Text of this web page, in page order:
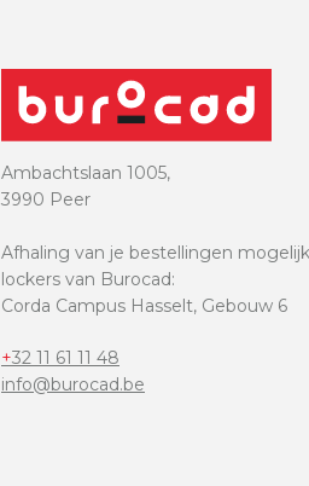
Ambachtslaan 1005,
3990 Peer
Afhaling van je bestellingen
lockers van Burocad:
Corda Campus Hasselt, Gebouw 6
+32 11 61 11 48
info@burocad.be